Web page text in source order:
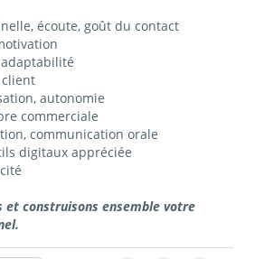
écoute, goût du contact
adaptabilité
client
autonomie
commerciale
communication orale
digitaux appréciée
et construisons ensemble votre